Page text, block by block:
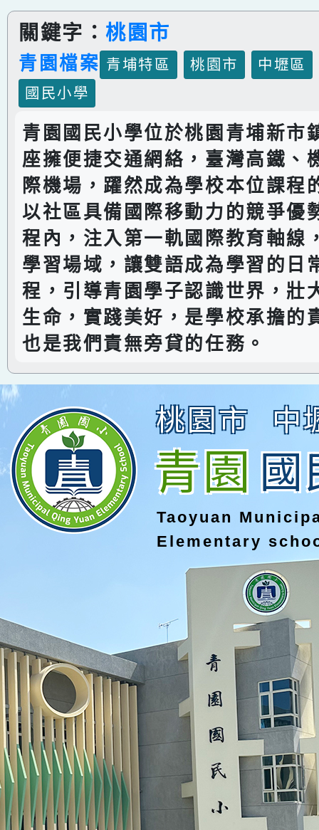
關鍵字：桃園市
青園檔案 青埔特區 桃園市
中壢區
國民小學
青園國民小學位於桃園青埔新市
座擁便捷交通網絡，臺灣高鐵、
際機場，躍然成為學校本位課程
以社區具備國際移動力的競爭優
程內，注入第一軌國際教育軸線
學習場域，讓雙語成為學習的日
程，引導青園學子認識世界，壯
生命，實踐美好，是學校承擔的
也是我們責無旁貸的任務。
桃園市 中
青園國
Taoyuan
Elementary